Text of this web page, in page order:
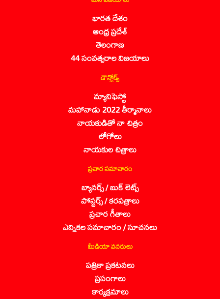
భారత దేశం
ఆంధ్ర ప్రదేశ్
తెలంగాణ
44 సంవత్సరాల విజయాలు
డౌన్లోడ్స్
మ్యానిఫెస్టో
మహానాడు 2022 తీర్మానాలు
నాయకుడితో నా చిత్రం
లోగోలు
నాయకుల చిత్రాలు
ప్రచార సమాచారం
బ్యానర్స్ / బుక్ లెట్స్
పోస్టర్స్ / కరపత్రాలు
ప్రచార గీతాలు
ఎన్నికల సమాచారం / సూచనలు
మీడియా వనరులు
పత్రికా ప్రకటనలు
ప్రసంగాలు
కార్యక్రమాలు